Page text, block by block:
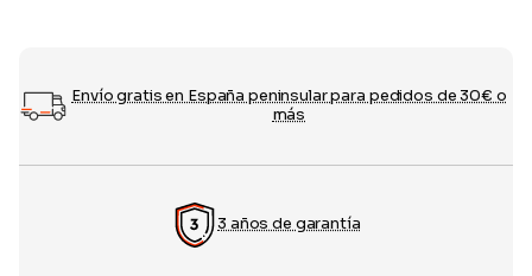
Envío gratis en España peninsular para pedidos de 30€ o
más
3 años de garantía